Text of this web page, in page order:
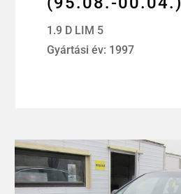
1.9 D LIM 5
Gyártási év: 1997